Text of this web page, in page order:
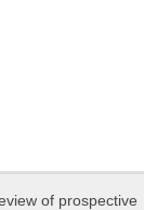
of prospective